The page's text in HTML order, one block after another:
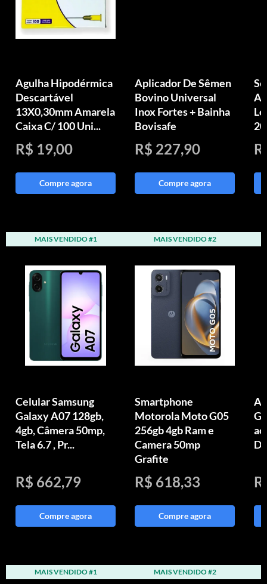
Agulha Hipodérmica
Descartável
13X0,30mm Amarela
Caixa C/ 100 Uni...
R$ 19,00
Compre agora
Aplicador De Sêmen
Bovino Universal
Inox Fortes + Bainha
Bovisafe
R$ 227,90
Compre agora
MAIS VENDIDO #1
Celular Samsung
Galaxy A07 128gb,
4gb, Câmera 50mp,
Tela 6.7 , Pr...
R$ 662,79
Compre agora
MAIS VENDIDO #2
Smartphone
Motorola Moto G05
256gb 4gb Ram e
Camera 50mp
Grafite
R$ 618,33
Compre agora
MAIS VENDIDO #1 MAIS VENDIDO #2